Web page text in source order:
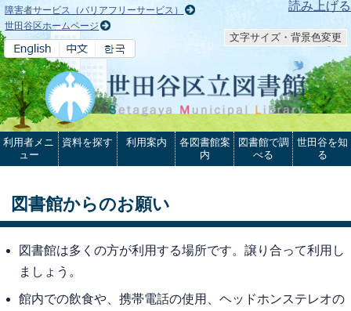
本文へ 読み上げる
障害者サービス（バリアフリーサービス）
世田谷区ホームページ
文字サイズ・背景色変更
利用者メニ
ュー
資料を探す 利用案内
各図書館案
内
図書館で調
べる
世田谷を知
る
図書館からのお願い
図書館は多くの方が利用する場所です。譲り合って利用し
ましょう。
館内での飲食や、携帯電話の使用、ヘッドホンステレオの